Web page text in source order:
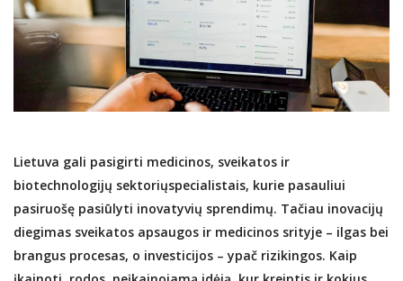
Lietuva gali pasigirti medicinos, sveikatos ir
biotechnologijų sektoriųspecialistais, kurie pasauliui
pasiruošę pasiūlyti inovatyvių sprendimų. Tačiau inovacijų
diegimas sveikatos apsaugos ir medicinos srityje – ilgas bei
brangus procesas, o investicijos – ypač rizikingos. Kaip